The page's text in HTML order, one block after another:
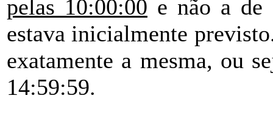
pelas 10:00:00 e não a de
estava inicialmente
exatamente a mesma, ou
14:59:59.